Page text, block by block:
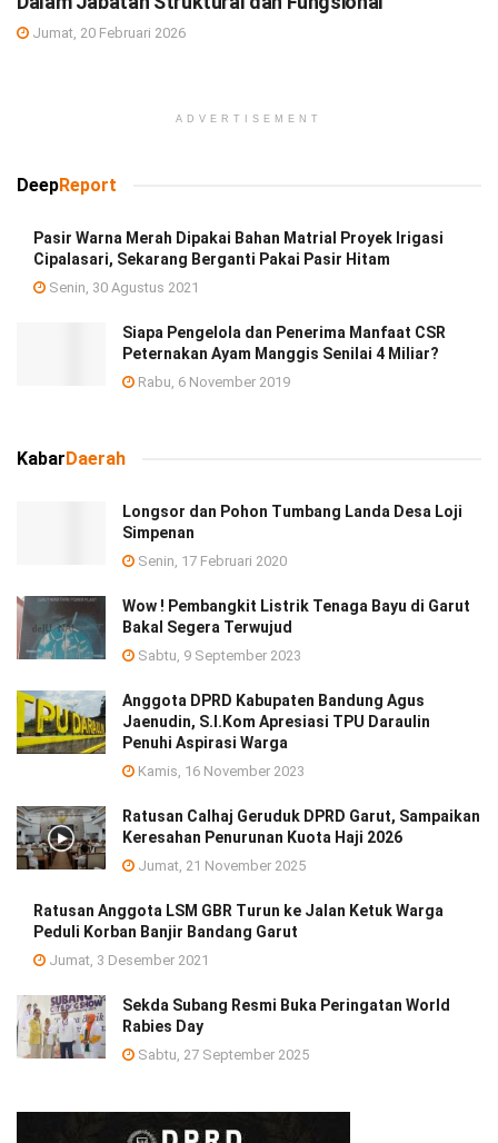
Jumat, 20 Februari 2026
ADVERTISEMENT
DeepReport
Pasir Warna Merah Dipakai Bahan Matrial Proyek Irigasi
Cipalasari, Sekarang Berganti Pakai Pasir Hitam
Senin, 30 Agustus 2021
Siapa Pengelola dan Penerima Manfaat CSR
Peternakan Ayam Manggis Senilai 4 Miliar?
Rabu, 6 November 2019
KabarDaerah
Longsor dan Pohon Tumbang Landa Desa Loji
Simpenan
Senin, 17 Februari 2020
Wow ! Pembangkit Listrik Tenaga Bayu di Garut
Bakal Segera Terwujud
Sabtu, 9 September 2023
Anggota DPRD Kabupaten Bandung Agus
Jaenudin, S.I.Kom Apresiasi TPU Daraulin
Penuhi Aspirasi Warga
Kamis, 16 November 2023
Ratusan Calhaj Geruduk DPRD Garut, Sampaikan
Keresahan Penurunan Kuota Haji 2026
Jumat, 21 November 2025
Ratusan Anggota LSM GBR Turun ke Jalan Ketuk Warga
Peduli Korban Banjir Bandang Garut
Jumat, 3 Desember 2021
Sekda Subang Resmi Buka Peringatan World
Rabies Day
Sabtu, 27 September 2025